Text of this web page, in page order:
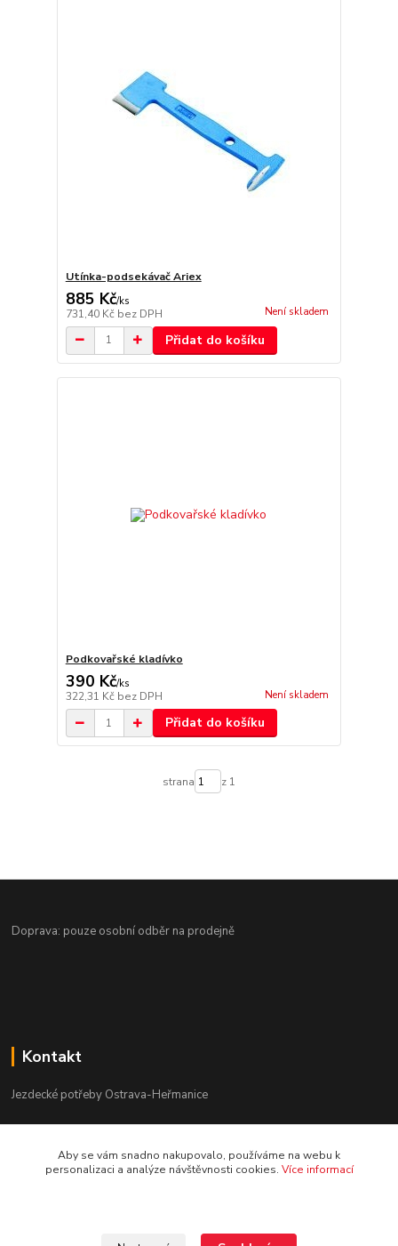
Utínka-podsekávač Ariex
885 Kč/ks
731,40 Kč bez DPH Není skladem
Přidat do košíku
Podkovařské kladívko
390 Kč/ks
322,31 Kč bez DPH Není skladem
Přidat do košíku
strana z 1
Doprava: pouze osobní odběr na prodejně
Kontakt
Jezdecké potřeby Ostrava-Heřmanice
Po-Pá 9:30 - 17:30
Aby se vám snadno nakupovalo, používáme na webu k
personalizaci a analýze návštěvnosti cookies. Více informací